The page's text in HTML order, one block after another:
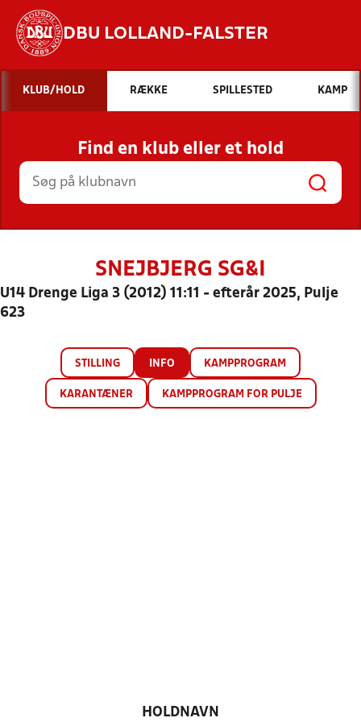
DBU LOLLAND-FALSTER
Hvad vil du søge efter?
INDHOLD OG NYHEDER
STILLINGER, RESULTATER, KLUBBER OG
HOLD
KLUB/HOLD RÆKKE SPILLESTED KAMP
Find en klub eller et hold
SNEJBJERG SG&I
U14 Drenge Liga 3 (2012) 11:11 - efterår 2025, Pulje
623
STILLING INFO KAMPPROGRAM
KARANTÆNER KAMPPROGRAM FOR PULJE
HOLDNAVN